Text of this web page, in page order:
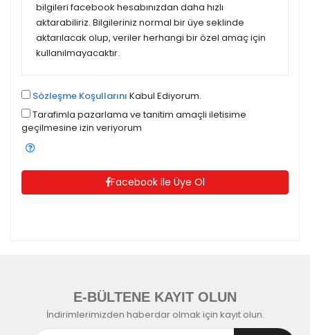
bilgileri facebook hesabınızdan daha hızlı
aktarabiliriz. Bilgileriniz normal bir üye seklinde
aktarılacak olup, veriler herhangi bir özel amaç için
kullanılmayacaktır.
Sözleşme Koşullarını Kabul Ediyorum.
Tarafimla pazarlama ve tanitim amaçli iletisime
geçilmesine izin veriyorum
Facebook ile Üye Ol
E-BÜLTENE KAYIT OLUN
İndirimlerimizden haberdar olmak için kayıt olun.